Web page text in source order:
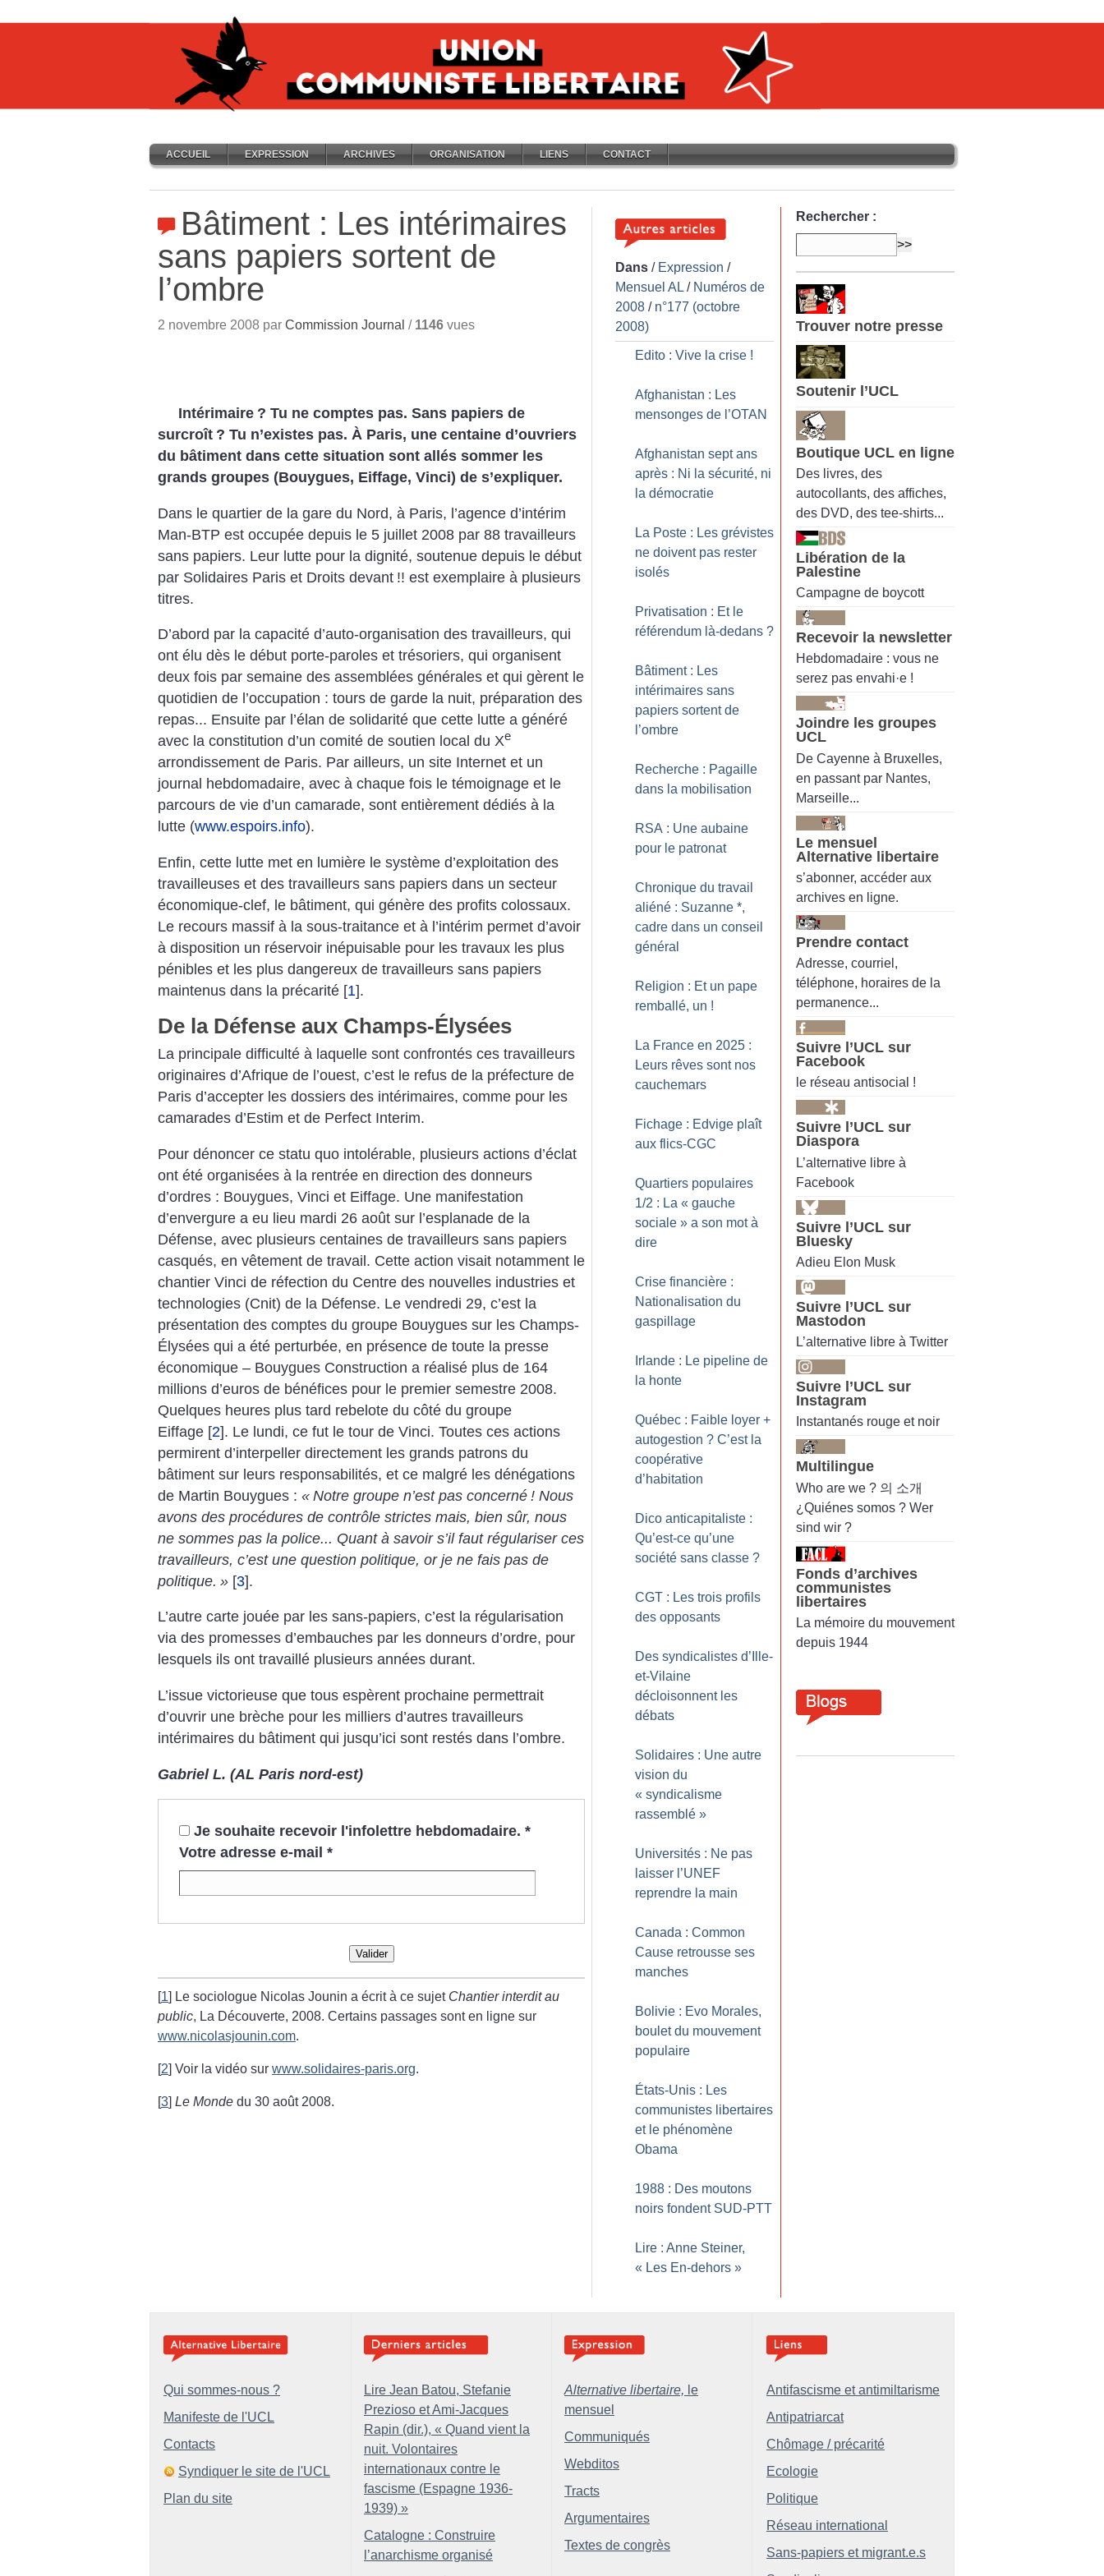
ACCUEIL EXPRESSION ARCHIVES ORGANISATION LIENS CONTACT
Bâtiment : Les intérimaires
sans papiers sortent de
l’ombre
2 novembre 2008 par Commission Journal / 1146 vues
Intérimaire ? Tu ne comptes pas. Sans papiers de
surcroît ? Tu n’existes pas. À Paris, une centaine d’ouvriers
du bâtiment dans cette situation sont allés sommer les
grands groupes (Bouygues, Eiffage, Vinci) de s’expliquer.
Dans le quartier de la gare du Nord, à Paris, l’agence d’intérim
Man-BTP est occupée depuis le 5 juillet 2008 par 88 travailleurs
sans papiers. Leur lutte pour la dignité, soutenue depuis le début
par Solidaires Paris et Droits devant !! est exemplaire à plusieurs
titres.
D’abord par la capacité d’auto-organisation des travailleurs, qui
ont élu dès le début porte-paroles et trésoriers, qui organisent
deux fois par semaine des assemblées générales et qui gèrent le
quotidien de l’occupation : tours de garde la nuit, préparation des
repas... Ensuite par l’élan de solidarité que cette lutte a généré
avec la constitution d’un comité de soutien local du Xe
arrondissement de Paris. Par ailleurs, un site Internet et un
journal hebdomadaire, avec à chaque fois le témoignage et le
parcours de vie d’un camarade, sont entièrement dédiés à la
lutte (www.espoirs.info).
Enfin, cette lutte met en lumière le système d’exploitation des
travailleuses et des travailleurs sans papiers dans un secteur
économique-clef, le bâtiment, qui génère des profits colossaux.
Le recours massif à la sous-traitance et à l’intérim permet d’avoir
à disposition un réservoir inépuisable pour les travaux les plus
pénibles et les plus dangereux de travailleurs sans papiers
maintenus dans la précarité [1].
De la Défense aux Champs-Élysées
La principale difficulté à laquelle sont confrontés ces travailleurs
originaires d’Afrique de l’ouest, c’est le refus de la préfecture de
Paris d’accepter les dossiers des intérimaires, comme pour les
camarades d’Estim et de Perfect Interim.
Pour dénoncer ce statu quo intolérable, plusieurs actions d’éclat
ont été organisées à la rentrée en direction des donneurs
d’ordres : Bouygues, Vinci et Eiffage. Une manifestation
d’envergure a eu lieu mardi 26 août sur l’esplanade de la
Défense, avec plusieurs centaines de travailleurs sans papiers
casqués, en vêtement de travail. Cette action visait notamment le
chantier Vinci de réfection du Centre des nouvelles industries et
technologies (Cnit) de la Défense. Le vendredi 29, c’est la
présentation des comptes du groupe Bouygues sur les Champs-
Élysées qui a été perturbée, en présence de toute la presse
économique – Bouygues Construction a réalisé plus de 164
millions d’euros de bénéfices pour le premier semestre 2008.
Quelques heures plus tard rebelote du côté du groupe
Eiffage [2]. Le lundi, ce fut le tour de Vinci. Toutes ces actions
permirent d’interpeller directement les grands patrons du
bâtiment sur leurs responsabilités, et ce malgré les dénégations
de Martin Bouygues : « Notre groupe n’est pas concerné ! Nous
avons des procédures de contrôle strictes mais, bien sûr, nous
ne sommes pas la police... Quant à savoir s’il faut régulariser ces
travailleurs, c’est une question politique, or je ne fais pas de
politique. » [3].
L’autre carte jouée par les sans-papiers, c’est la régularisation
via des promesses d’embauches par les donneurs d’ordre, pour
lesquels ils ont travaillé plusieurs années durant.
L’issue victorieuse que tous espèrent prochaine permettrait
d’ouvrir une brèche pour les milliers d’autres travailleurs
intérimaires du bâtiment qui jusqu’ici sont restés dans l’ombre.
Gabriel L. (AL Paris nord-est)
Je souhaite recevoir l'infolettre hebdomadaire. *
Votre adresse e-mail *
Valider
[1] Le sociologue Nicolas Jounin a écrit à ce sujet Chantier interdit au
public, La Découverte, 2008. Certains passages sonten ligne sur
www.nicolasjounin.com.
[2] Voir la vidéo sur www.solidaires-paris.org.
[3] Le Monde du 30 août 2008.
Dans / Expression /
Mensuel AL / Numéros de
2008 / n°177 (octobre
2008)
Edito : Vive la crise !
Afghanistan : Les
mensonges de l’OTAN
Afghanistan sept ans
après : Ni la sécurité, ni
la démocratie
La Poste : Les grévistes
ne doivent pas rester
isolés
Privatisation : Et le
référendum là-dedans ?
Bâtiment : Les
intérimaires sans
papiers sortent de
l’ombre
Recherche : Pagaille
dans la mobilisation
RSA : Une aubaine
pour le patronat
Chronique du travail
aliéné : Suzanne *,
cadre dans un conseil
général
Religion : Et un pape
remballé, un !
La France en 2025 :
Leurs rêves sont nos
cauchemars
Fichage : Edvige plaît
aux flics-CGC
Quartiers populaires
1/2 : La « gauche
sociale » a son mot à
dire
Crise financière :
Nationalisation du
gaspillage
Irlande : Le pipeline de
la honte
Québec : Faible loyer +
autogestion ? C’est la
coopérative
d’habitation
Dico anticapitaliste :
Qu’est-ce qu’une
société sans classe ?
CGT : Les trois profils
des opposants
Des syndicalistes d’Ille-
et-Vilaine
décloisonnent les
débats
Solidaires : Une autre
vision du
« syndicalisme
rassemblé »
Universités : Ne pas
laisser l’UNEF
reprendre la main
Canada : Common
Cause retrousse ses
manches
Bolivie : Evo Morales,
boulet du mouvement
populaire
États-Unis : Les
communistes libertaires
et le phénomène
Obama
1988 : Des moutons
noirs fondent SUD-PTT
Lire : Anne Steiner,
« Les En-dehors »
Rechercher :
Trouver notre presse
Soutenir l’UCL
Boutique UCL en ligne
Des livres, des
autocollants, des affiches,
des DVD, des tee-shirts...
Libération de la
Palestine
Campagne de boycott
Recevoir la newsletter
Hebdomadaire : vous ne
serez pas envahi·e !
Joindre les groupes
UCL
De Cayenne à Bruxelles,
en passant par Nantes,
Marseille...
Le mensuel
Alternative libertaire
s’abonner, accéder aux
archives en ligne.
Prendre contact
Adresse, courriel,
téléphone, horaires de la
permanence...
Suivre l’UCL sur
Facebook
le réseau antisocial !
Suivre l’UCL sur
Diaspora
L’alternative libre à
Facebook
Suivre l’UCL sur
Bluesky
Adieu Elon Musk
Suivre l’UCL sur
Mastodon
L’alternative libre à Twitter
Suivre l’UCL sur
Instagram
Instantanés rouge et noir
Multilingue
Who are we ? 의 소개
¿Quiénes somos ? Wer
sind wir ?
Fonds d’archives
communistes
libertaires
La mémoire du mouvement
depuis 1944
Qui sommes-nous ?
Manifeste de l'UCL
Contacts
Syndiquer le site de l'UCL
Plan du site
Lire Jean Batou, Stefanie
Prezioso et Ami-Jacques
Rapin (dir.), « Quand vient la
nuit. Volontaires
internationaux contre le
fascisme (Espagne 1936-
1939) »
Catalogne : Construire
l’anarchisme organisé
Alternative libertaire, le
mensuel
Communiqués
Webditos
Tracts
Argumentaires
Textes de congrès
Antifascisme et antimiltarisme
Antipatriarcat
Chômage / précarité
Ecologie
Politique
Réseau international
Sans-papiers et migrant.e.s